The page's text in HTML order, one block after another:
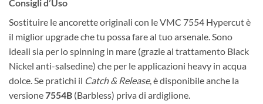
Consigli d’Uso
Sostituire le ancorette originali con le VMC 7554 Hypercut è
il miglior upgrade che tu possa fare al tuo arsenale. Sono
ideali sia per lo spinning in mare (grazie al trattamento Black
Nickel anti-salsedine) che per le applicazioni heavy in acqua
dolce. Se pratichi il Catch & Release, è disponibile anche la
versione7554B (Barbless) priva di ardiglione.